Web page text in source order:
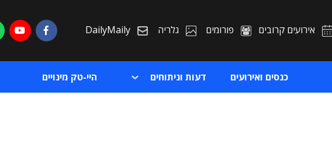
אירועים קרובים פורומים גלריה DailyMaily
כנסים ואירועים דעות וניתוחים היי-טק מינויים